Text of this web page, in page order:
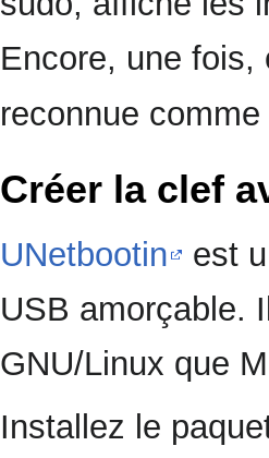
Encore, une
reconnue comme
Créer la clef
UNetbootin
est
USB amorçable.
GNU/Linux que
Installez le